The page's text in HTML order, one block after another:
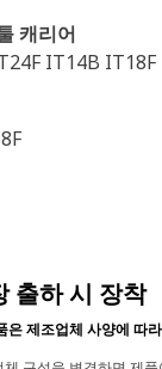
캐리어
IT14B
출하 시 장착
은 제조업체 사양에 따